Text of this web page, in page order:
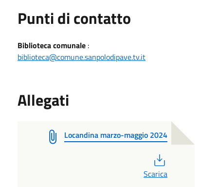
Punti di contatto
Biblioteca comunale :
biblioteca@comune.sanpolodipave.tv.it
Allegati
Locandina marzo-maggio 2024
Scarica